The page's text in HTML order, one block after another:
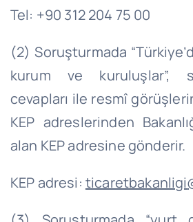
Tel: +90 312 204 75 00
(2) Soruşturmada
kurum ve kuruluşlar”,
cevapları ile resmî
KEP adreslerinden
alan KEP adresine gönderir.
KEP adresi: ticaretbakanligi